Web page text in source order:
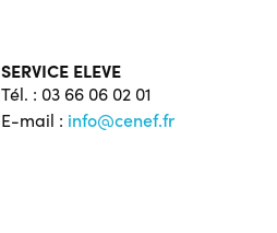
SERVICE ELEVE
Tél. : 03 66 06 02 01
E-mail : info@cenef.fr